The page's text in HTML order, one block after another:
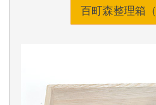
百町森整理箱